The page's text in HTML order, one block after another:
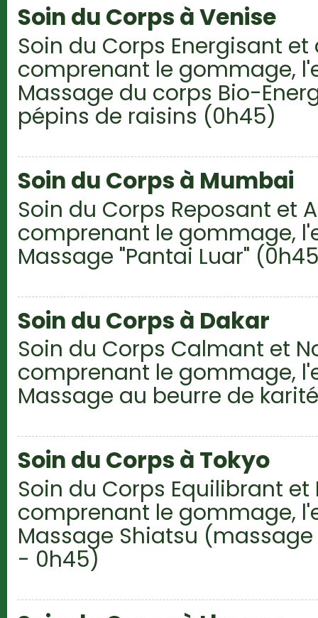
Soin du Corps à Venise
Soin du Corps Energisant
comprenant le gommage,
Massage du corps Bio-
pépins de raisins (0h45)
Soin du Corps à Mumbai
Soin du Corps Reposant et
comprenant le gommage,
Massage "Pantai Luar"
Soin du Corps à Dakar
Soin du Corps Calmant et
comprenant le gommage,
Massage au beurre de
Soin du Corps à Tokyo
Soin du Corps Equilibrant
comprenant le gommage,
Massage Shiatsu
- 0h45)